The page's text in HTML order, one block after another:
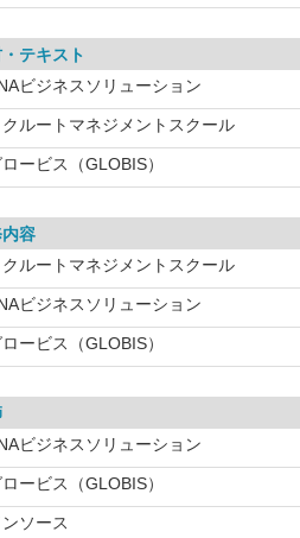
テキスト
ビジネスソリューション
クルートマネジメントスクール
ービス（GLOBIS）
容
クルートマネジメントスクール
ビジネスソリューション
ービス（GLOBIS）
ビジネスソリューション
ービス（GLOBIS）
ソース